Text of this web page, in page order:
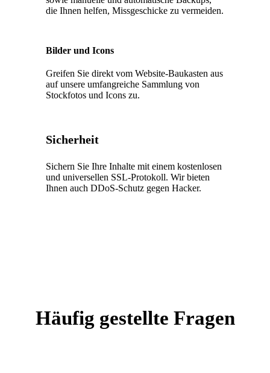
die Ihnen helfen, Missgeschicke zu vermeiden.
Bilder und Icons
Greifen Sie direkt vom Website-Baukasten aus
auf unsere umfangreiche Sammlung von
Stockfotos und Icons zu.
Sicherheit
Sichern Sie Ihre Inhalte mit einem kostenlosen
und universellen SSL-Protokoll. Wir bieten
Ihnen auch DDoS-Schutz gegen Hacker.
Häufig gestellte Fragen